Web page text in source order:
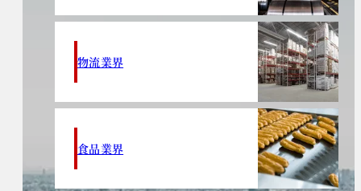
物流業界
食品業界